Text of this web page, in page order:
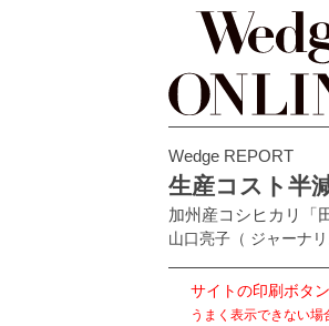
Wedge REPORT
生産コスト半
加州産コシヒカリ「
山口亮子 （ ジャーナリ
サイトの印刷ボタ
うまく表示できない場